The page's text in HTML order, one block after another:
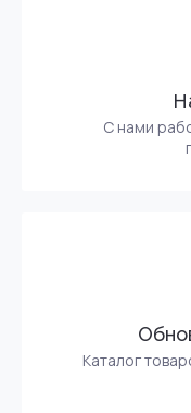
С нами
Каталог